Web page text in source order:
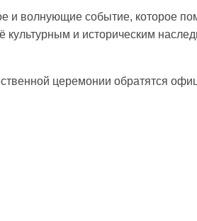
и волнующие событие, которое
культурным и историческим
церемонии обратятся